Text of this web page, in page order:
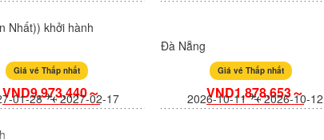
Nhất)) khởi hành
Giá vé Thấp nhất
VND9,973,440～
01-28 2027-02-17
Đà Nẵng
Giá vé Thấp nhất
VND1,878,653～
2026-10-11 2026-10-12